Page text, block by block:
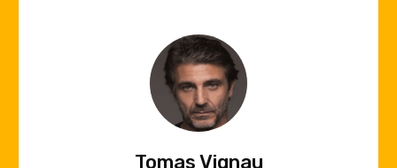
Vincent Quere